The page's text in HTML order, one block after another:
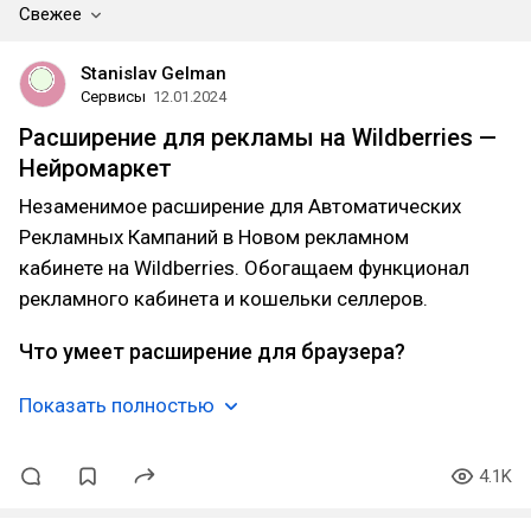
Свежее
Stanislav Gelman
Сервисы 12.01.2024
Расширение для рекламы на Wildberries —
Нейромаркет
Незаменимое расширение для Автоматических
Рекламных Кампаний в Новом рекламном
кабинете на Wildberries. Обогащаем функционал
рекламного кабинета и кошельки селлеров.
Что умеет расширение для браузера?
Показать полностью
4.1K